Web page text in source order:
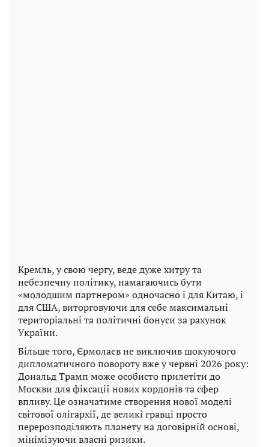
Кремль, у свою чергу, веде дуже хитру та
небезпечну політику, намагаючись бути
«молодшим партнером» одночасно і для Китаю, і
для США, виторговуючи для себе максимальні
територіальні та політичні бонуси за рахунок
України.
Більше того, Єрмолаєв не виключив шокуючого
дипломатичного повороту вже у червні 2026 року:
Дональд Трамп може особисто прилетіти до
Москви для фіксації нових кордонів та сфер
впливу. Це означатиме створення нової моделі
світової олігархії, де великі гравці просто
перерозподіляють планету на договірній основі,
мінімізуючи власні ризики.